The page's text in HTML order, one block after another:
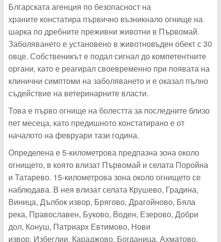
Блгарската агенция по безопасност на
храните констатира първично възникнало огнище на
шарка по дребните преживни животни в Първомай.
Заболяването е установено в животновъден обект с 30
овце. Собственикът е подал сигнал до компетентните
органи, като е реагирал своевременно при появата на
клинични симптоми на заболяването и е оказал пълно
съдействие на ветеринарните власти.
Това е първо огнище на болестта за последните близо
пет месеца, като предишното констатирано е от
началото на февруари тази година.
Определена е 5-километрова предпазна зона около
огнището, в която влизат Първомай и селата Поройна
и Татарево. 15-километрова зона около огнището се
наблюдава. В нея влизат селата Крушево, Градина,
Виница, Дълбок извор, Брягово, Драгойново, Бяла
река, Православен, Буково, Воден, Езерово, Добри
дол, Конуш, Патриарх Евтимово, Нови
извор, Избеглии, Караджово, Богданица, Ахматово,